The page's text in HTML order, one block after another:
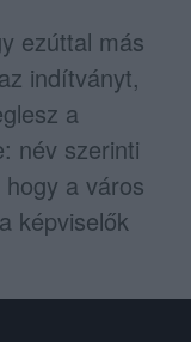
ezúttal más
indítványt,
a
név szerinti
a város
képviselők